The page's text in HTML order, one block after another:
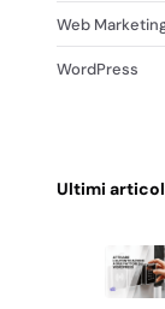
Web
WordPress
Ultimi